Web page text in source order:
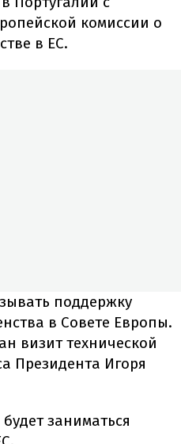
комиссии о
в ЕС.
поддержку
в Совете Европы.
визит технической
Президента Игоря
заниматься